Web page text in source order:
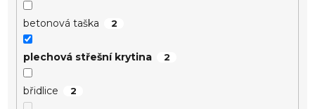
betonová taška 2
plechová střešní krytina 2
břidlice 2